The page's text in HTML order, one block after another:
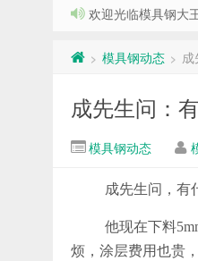
欢迎光临模具钢大
> 模具钢动态 >
成先生问：
模具钢动态
成先生问，有
他现在下料
烦，涂层费用也贵